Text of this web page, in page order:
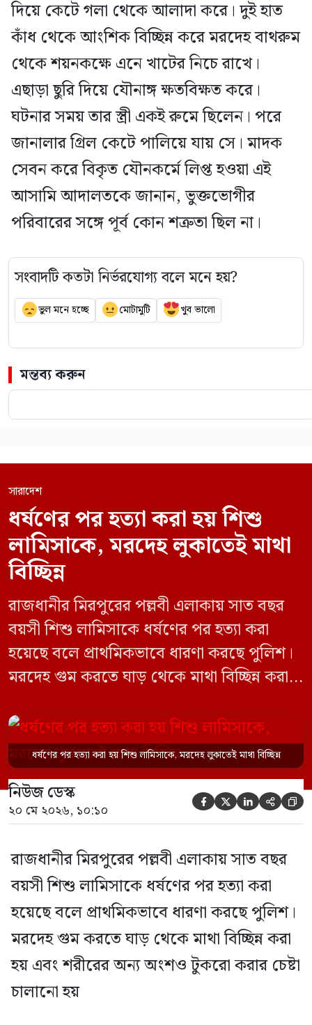
দিয়ে কেটে গলা থেকে আলাদা করে। দুই হাত
কাঁধ থেকে আংশিক বিচ্ছিন্ন করে মরদেহ বাথরুম
থেকে শয়নকক্ষে এনে খাটের নিচে রাখে।
এছাড়া ছুরি দিয়ে যৌনাঙ্গ ক্ষতবিক্ষত করে।
ঘটনার সময় তার স্ত্রী একই রুমে ছিলেন। পরে
জানালার গ্রিল কেটে পালিয়ে যায় সে। মাদক
সেবন করে বিকৃত যৌনকর্মে লিপ্ত হওয়া এই
আসামি আদালতকে জানান, ভুক্তভোগীর
পরিবারের সঙ্গে পূর্ব কোন শত্রুতা ছিল না।
সংবাদটি কতটা নির্ভরযোগ্য বলে মনে হয়?
ভুল মনে হচ্ছে মোটামুটি খুব ভালো
মন্তব্য করুন
সারাদেশ
ধর্ষণের পর হত্যা করা হয় শিশু
লামিসাকে, মরদেহ লুকাতেই মাথা
বিচ্ছিন্ন
রাজধানীর মিরপুরের পল্লবী এলাকায় সাত বছর
বয়সী শিশু লামিসাকে ধর্ষণের পর হত্যা করা
হয়েছে বলে প্রাথমিকভাবে ধারণা করছে পুলিশ।
মরদেহ গুম করতে ঘাড় থেকে মাথা বিচ্ছিন্ন করা
চালানো হয় এই নৃশংস হত্যাকাণ্ডে পাশের ফ্ল্যাটের
ভাড়াটিয়া সোহেল রানা (৩০) ও তার স্ত্রী স্বপ্না
আক্তারকে (২৬) মাত্র ৭ ঘণ্টার […]
ধর্ষণের পর হত্যা করা হয় শিশু লামিসাকে, মরদেহ লুকাতেই মাথা বিচ্ছিন্ন
নিউজ ডেস্ক
২০ মে ২০২৬, ১০:১০     
রাজধানীর মিরপুরের পল্লবী এলাকায় সাত বছর
বয়সী শিশু লামিসাকে ধর্ষণের পর হত্যা করা
হয়েছে বলে প্রাথমিকভাবে ধারণা করছে পুলিশ।
মরদেহ গুম করতে ঘাড় থেকে মাথা বিচ্ছিন্ন করা
হয় এবং শরীরের অন্য অংশও টুকরো করার চেষ্টা
চালানো হয়